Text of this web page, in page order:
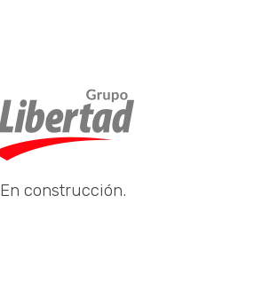
En construcción.